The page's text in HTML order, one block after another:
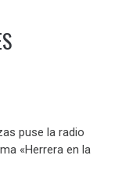
puse la radio
«Herrera en la